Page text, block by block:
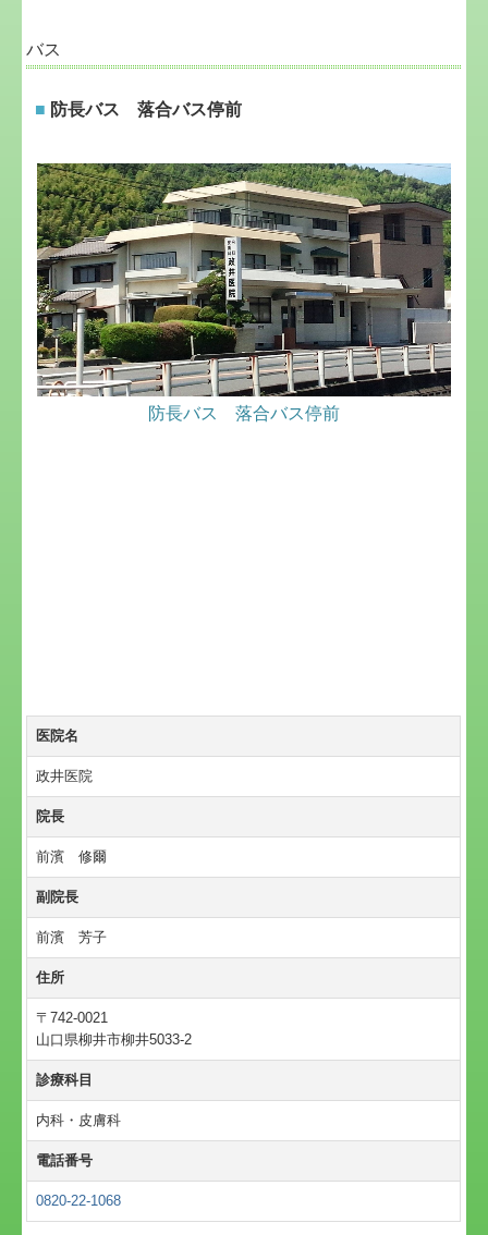
防長バス 落合バス停前
医院名
政井医院
院長
前濱 修爾
副院長
前濱 芳子
住所
〒742-0021
山口県柳井市柳井5033-2
診療科目
内科・皮膚科
電話番号
0820-22-1068
バス
■ 防長バス 落合バス停前